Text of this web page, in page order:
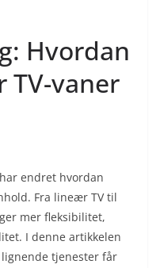
Hvordan
TV-vaner
endret hvordan
Fra lineær TV til
mer fleksibilitet,
I denne artikkelen
lignende tjenester får